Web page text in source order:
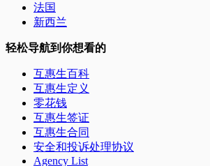
法国
新西兰
轻松导航到你想看的
互惠生百科
互惠生定义
零花钱
互惠生签证
互惠生合同
安全和投诉处理协议
Agency List